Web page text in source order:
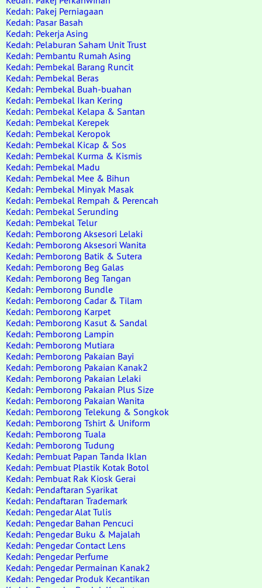
Kedah: Pakej Perniagaan
Kedah: Pasar Basah
Kedah: Pekerja Asing
Kedah: Pelaburan Saham Unit Trust
Kedah: Pembantu Rumah Asing
Kedah: Pembekal Barang Runcit
Kedah: Pembekal Beras
Kedah: Pembekal Buah-buahan
Kedah: Pembekal Ikan Kering
Kedah: Pembekal Kelapa & Santan
Kedah: Pembekal Kerepek
Kedah: Pembekal Keropok
Kedah: Pembekal Kicap & Sos
Kedah: Pembekal Kurma & Kismis
Kedah: Pembekal Madu
Kedah: Pembekal Mee & Bihun
Kedah: Pembekal Minyak Masak
Kedah: Pembekal Rempah & Perencah
Kedah: Pembekal Serunding
Kedah: Pembekal Telur
Kedah: Pemborong Aksesori Lelaki
Kedah: Pemborong Aksesori Wanita
Kedah: Pemborong Batik & Sutera
Kedah: Pemborong Beg Galas
Kedah: Pemborong Beg Tangan
Kedah: Pemborong Bundle
Kedah: Pemborong Cadar & Tilam
Kedah: Pemborong Karpet
Kedah: Pemborong Kasut & Sandal
Kedah: Pemborong Lampin
Kedah: Pemborong Mutiara
Kedah: Pemborong Pakaian Bayi
Kedah: Pemborong Pakaian Kanak2
Kedah: Pemborong Pakaian Lelaki
Kedah: Pemborong Pakaian Plus Size
Kedah: Pemborong Pakaian Wanita
Kedah: Pemborong Telekung & Songkok
Kedah: Pemborong Tshirt & Uniform
Kedah: Pemborong Tuala
Kedah: Pemborong Tudung
Kedah: Pembuat Papan Tanda Iklan
Kedah: Pembuat Plastik Kotak Botol
Kedah: Pembuat Rak Kiosk Gerai
Kedah: Pendaftaran Syarikat
Kedah: Pendaftaran Trademark
Kedah: Pengedar Alat Tulis
Kedah: Pengedar Bahan Pencuci
Kedah: Pengedar Buku & Majalah
Kedah: Pengedar Contact Lens
Kedah: Pengedar Perfume
Kedah: Pengedar Permainan Kanak2
Kedah: Pengedar Produk Kecantikan